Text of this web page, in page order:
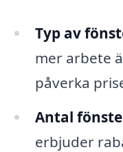
Typ av
mer arbete
påverka
Antal
erbjuder